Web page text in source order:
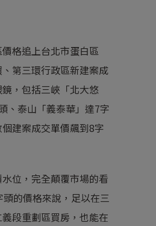
格追上台北市蛋白區
第三環行政區新建案成
，包括三峽「北大悠
、泰山「義泰華」達7字
建案成交單價飆到8字
位，完全顛覆市場的看
的價格來說，足以在三
段重劃區買房，也能在